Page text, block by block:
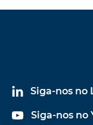
Siga-nos no
Siga-nos no